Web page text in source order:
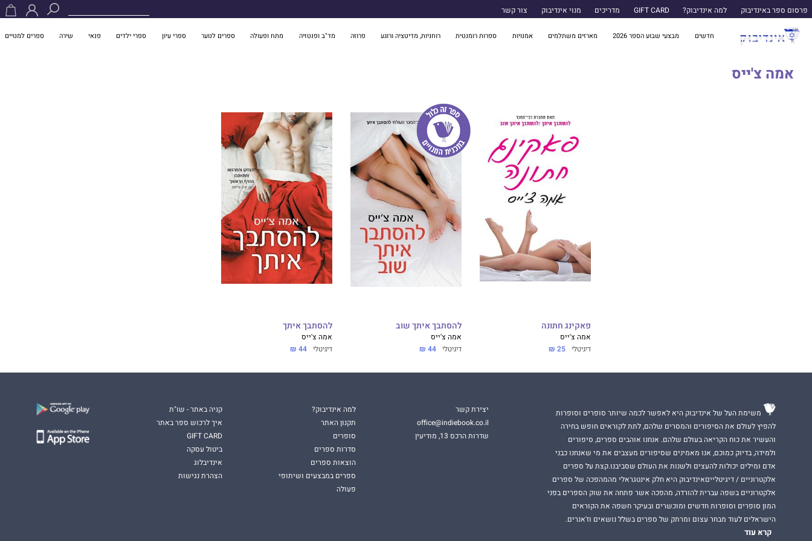
פרסום ספר באינדיבוק למה אינדיבוק? GIFT CARD מדריכים מנוי אינדיבוק צור קשר
חדשים מבצעי שבוע הספר 2026 מארזים משתלמים אמנויות ספרות רומנטית רוחניות, מדיטציה ורוגע פרוזה מד"ב ופנטזיה מתח ופעולה ספרים לנוער ספרי עיון ספרי ילדים פנאי שירה ספרים למנויים
אמה צ'ייס
פאקינג חתונה
אמה צ'ייס
דיגיטלי 25 ₪
להסתבך איתך שוב
אמה צ'ייס
דיגיטלי 44 ₪
להסתבך איתך
אמה צ'ייס
דיגיטלי 44 ₪
משימת העל של אינדיבוק היא לאפשר לכמה שיותר סופרים וסופרות
להפיץ לעולם את הסיפורים והמסרים שלהם, לתת לקוראים חופש בחירה
והעשיר את כוח הקריאה בעולם שלהם. אנחנו אוהבים ספרים, סיפורים
ולמידה, בדיוק כמוכם, אנו מאמינים שסיפורים מעצבים את מי שאנחנו כבני
אדם ומילים יכולות להעצים ולשנות את העולם שסביבנו.קצת על ספרים
אלקטרוניים / דיגיטלייםאינדיבוק היא חלק אינטגראלי מהמהפכה של ספרים
אלקטרוניים בשפה עברית להורדה, מהפכה אשר פתחה את שוק הספרים בפני
המון סופרים וסופרות חדשים ומוכשרים ובעיקר חשפה את הקוראים
הישראלים לעוד מבחר עצום ומרתק של ספרים בשלל נושאים וז'אנרים.
קרא עוד
יצירת קשר
office@indiebook.co.il
שדרות הרכס 13, מודיעין
למה אינדיבוק?
תקנון האתר
סופרים
סדרות ספרים
הוצאות ספרים
ספרים במבצעים ושיתופי
פעולה
קניה באתר - שו"ת
איך לרכוש ספר באתר
GIFT CARD
ביטול עסקה
אינדיבלוג
הצהרת נגישות